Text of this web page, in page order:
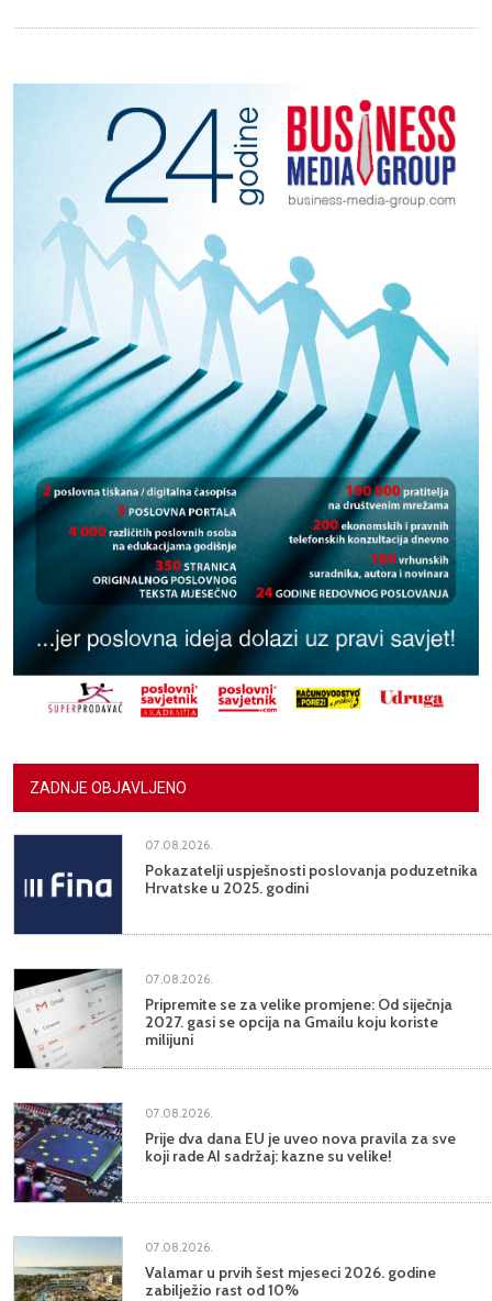
ZADNJE OBJAVLJENO
07.08.2026.
Pokazatelji uspješnosti poslovanja poduzetnika
Hrvatske u 2025. godini
07.08.2026.
Pripremite se za velike promjene: Od siječnja
2027. gasi se opcija na Gmailu koju koriste
milijuni
07.08.2026.
Prije dva dana EU je uveo nova pravila za sve
koji rade AI sadržaj: kazne su velike!
07.08.2026.
Valamar u prvih šest mjeseci 2026. godine
zabilježio rast od 10%